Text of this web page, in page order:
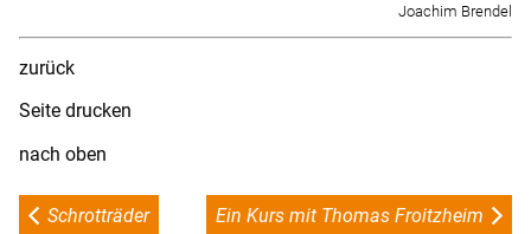
Joachim Brendel
zurück
Seite drucken
nach oben
Schrotträder Ein Kurs mit Thomas Froitzheim